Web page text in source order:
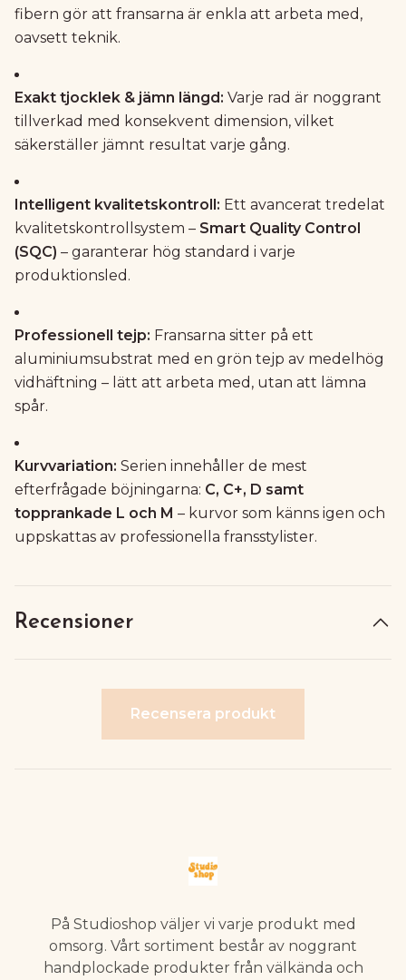
fibern gör att fransarna är enkla att arbeta med,
oavsett teknik.
Exakt tjocklek & jämn längd: Varje rad är noggrant
tillverkad med konsekvent dimension, vilket
säkerställer jämnt resultat varje gång.
Intelligent kvalitetskontroll: Ett avancerat tredelat
kvalitetskontrollsystem – Smart Quality Control
(SQC) – garanterar hög standard i varje
produktionsled.
Professionell tejp: Fransarna sitter på ett
aluminiumsubstrat med en grön tejp av medelhög
vidhäftning – lätt att arbeta med, utan att lämna
spår.
Kurvvariation: Serien innehåller de mest
efterfrågade böjningarna: C, C+, D samt
topprankade L och M – kurvor som känns igen och
uppskattas av professionella fransstylister.
Recensioner
Recensera produkt
På Studioshop väljer vi varje produkt med
omsorg. Vårt sortiment består av noggrant
handplockade produkter från välkända och